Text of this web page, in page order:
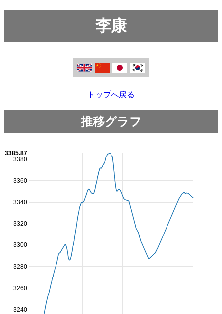
李康
トップへ戻る
推移グラフ
3240
3260
3280
3300
3320
3340
3360
3380
3385.87